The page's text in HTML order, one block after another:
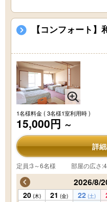
【コンフォート】
1名様料金( 3名様1室利用時 )
15,000円 ～
詳
定員:3～6名様 部屋の広さ
2026/8/
20 (木) 21 (金) 22 (土)